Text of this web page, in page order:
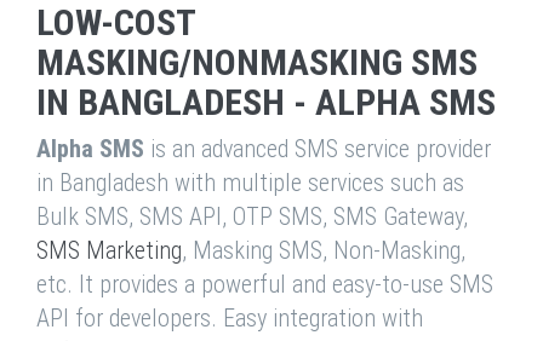
LOW-COST
MASKING/NONMASKING SMS
IN BANGLADESH - ALPHA SMS
Alpha SMS is an advanced SMS service provider
in Bangladesh with multiple services such as
Bulk SMS, SMS API, OTP SMS, SMS Gateway,
SMS Marketing, Masking SMS, Non-Masking,
etc. It provides a powerful and easy-to-use SMS
API for developers. Easy integration with